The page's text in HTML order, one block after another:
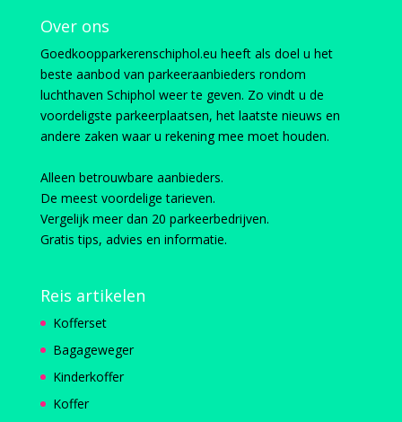
Over ons
Goedkoopparkerenschiphol.eu heeft als doel u het
beste aanbod van parkeeraanbieders rondom
luchthaven Schiphol weer te geven. Zo vindt u de
voordeligste parkeerplaatsen, het laatste nieuws en
andere zaken waar u rekening mee moet houden.
Alleen betrouwbare aanbieders.
De meest voordelige tarieven.
Vergelijk meer dan 20 parkeerbedrijven.
Gratis tips, advies en informatie.
Reis artikelen
Kofferset
Bagageweger
Kinderkoffer
Koffer